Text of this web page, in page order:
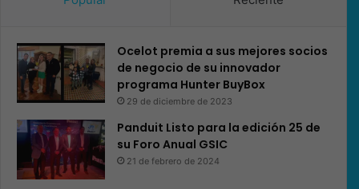
Ocelot premia a sus mejores socios
de negocio de su innovador
programa Hunter BuyBox
29 de diciembre de 2023
Panduit Listo para la edición 25 de
su Foro Anual GSIC
21 de febrero de 2024